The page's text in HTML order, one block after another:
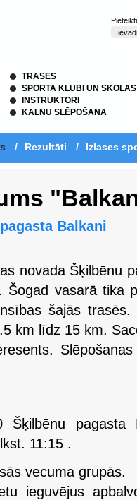
TRASES
SPORTA KLUBI UN SKOLAS
INSTRUKTORI
KALNU SLĒPOŠANA
/ Rezultāti / Izlases
Balkani
novada Šķilbēnu
Šogad vasarā tika
šajās
km līdz 15 km.
Šķilbēnu pagasta
11:15 .
vecuma grupās.
ieguvējus